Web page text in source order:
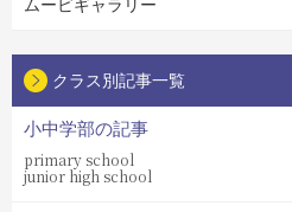
ムービギャラリー
クラス別記事一覧
小中学部の記事
primary school
junior high school